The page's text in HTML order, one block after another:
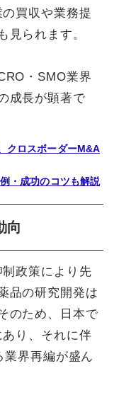
買収や業務提
見られます。
・SMO業界
成長が顕著で
クロスボーダーM&A
・成功のコツも解説
向
政策により先
品の研究開発は
のため、日本で
り、それに伴
業界再編が盛ん